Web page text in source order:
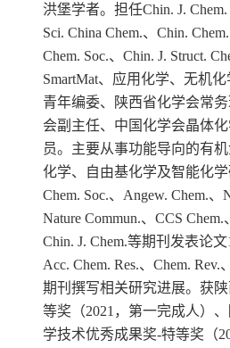
洪堡学者。担任Chin. J.
Sci. China Chem.、Chin.
Chem. Soc.、Chin. J. Struct.
SmartMat、应用化学、无机
青年编委、陕西省化学会常
会副主任、中国化学会晶体
员。主要从事功能导向的有
化学、自由基化学及智能化
Chem. Soc.、Angew. Chem.、
Nature Commun.、CCS Chem.
Chin. J. Chem.等期刊发表论
Acc. Chem. Res.、Chem. Rev.
期刊撰写相关研究进展。获
等奖（2021，第一完成人）
学技术优秀成果奖-特等奖（